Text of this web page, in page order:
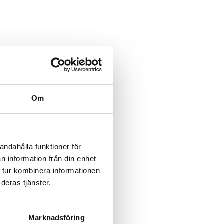
Om
funktioner för
information från din enhet
kombinera informationen
tjänster.
Marknadsföring